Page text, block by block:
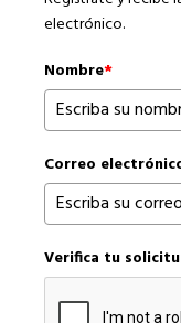
electrónico.
Nombre*
Correo
Verifica tu